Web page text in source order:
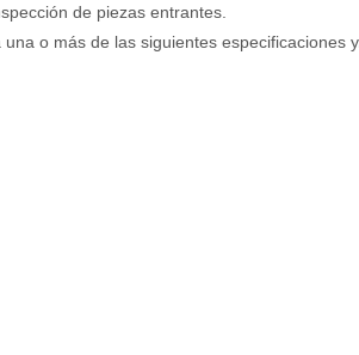
de piezas entrantes.
o más de las siguientes especificaciones